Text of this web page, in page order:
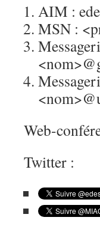
AIM :
MSN :
Web-
Twitter :